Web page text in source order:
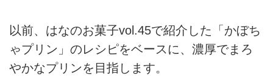
以前、はなのお菓子vol.45で紹介した「かぼち
ゃプリン」のレシピをベースに、濃厚でまろ
やかなプリンを目指します。